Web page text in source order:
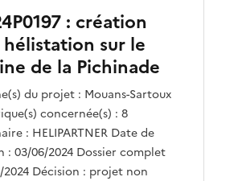
: création
hélistation sur le
de la Pichinade
du projet : Mouans-Sartoux
concernée(s) : 8
: HELIPARTNER Date de
: 03/06/2024 Dossier complet
2024 Décision : projet non